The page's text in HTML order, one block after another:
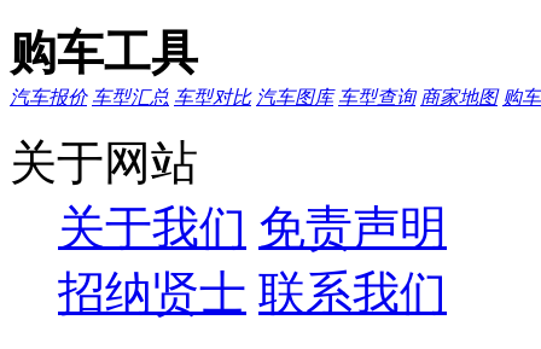
购车工具
汽车报价 车型汇总 车型对比 汽车图库 车型查询 商家地图 购
关于网站
关于我们 免责声明
招纳贤士 联系我们